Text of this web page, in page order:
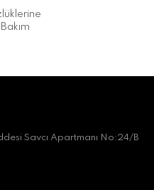
Savcı Apartmanı No:24/B